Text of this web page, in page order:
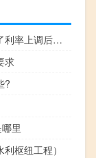
美联储戴利：我确实看到了利率上调后需求下降的迹象
求
?
里
枢纽工程）